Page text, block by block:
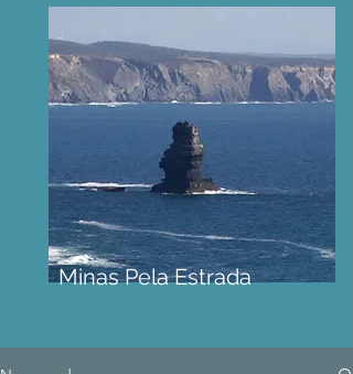
Minas Pela Estrada